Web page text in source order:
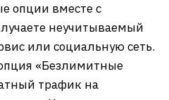
опции вместе с
неучитываемый
или социальную сеть.
«Безлимитные
трафик на